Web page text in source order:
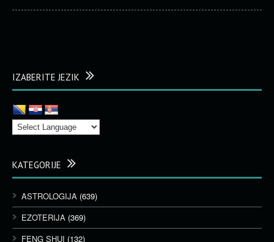
IZABERITE JEZIK
KATEGORIJE
ASTROLOGIJA (639)
EZOTERIJA (369)
FENG SHUI (132)